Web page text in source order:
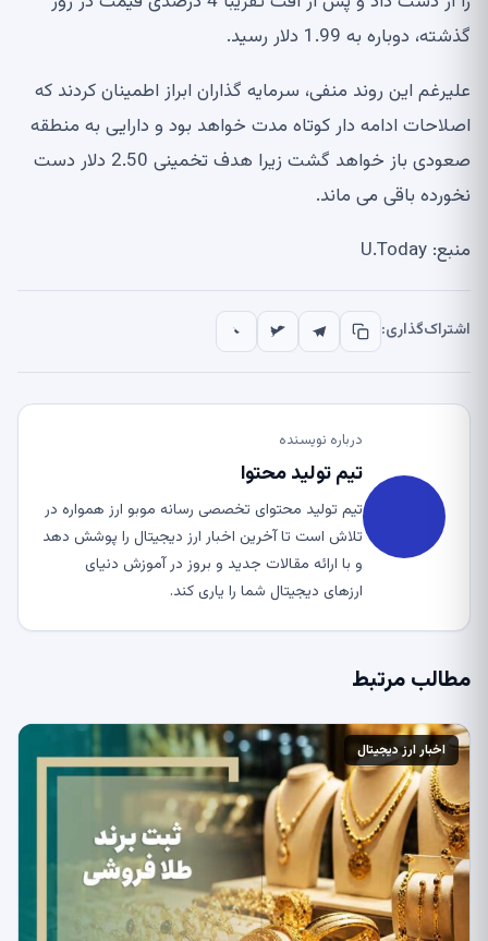
گذشته، دوباره به 1.99 دلار رسید.
علیرغم این روند منفی، سرمایه گذاران ابراز اطمینان کردند که
اصلاحات ادامه دار کوتاه مدت خواهد بود و دارایی به منطقه
صعودی باز خواهد گشت زیرا هدف تخمینی 2.50 دلار دست
نخورده باقی می ماند.
منبع: U.Today
اشتراک‌گذاری:
درباره نویسنده
تیم تولید محتوا
تیم تولید محتوای تخصصی رسانه موبو ارز همواره در
تلاش است تا آخرین اخبار ارز دیجیتال را پوشش دهد
و با ارائه مقالات جدید و بروز در آموزش دنیای
ارزهای دیجیتال شما را یاری کند.
مطالب مرتبط
اخبار ارز دیجیتال